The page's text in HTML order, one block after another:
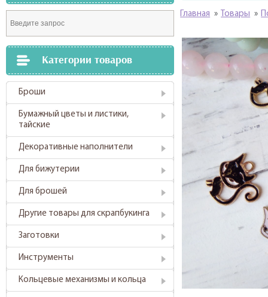
Категории товаров
Броши
Бумажный цветы и листики,
тайские
Декоративные наполнители
Для бижутерии
Для брошей
Другие товары для скрапбукинга
Заготовки
Инструменты
Кольцевые механизмы и кольца
Главная » Товары »